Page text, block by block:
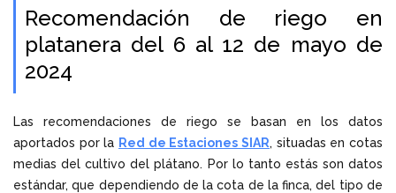
Recomendación de riego en
platanera del 6 al 12 de mayo de
2024
Las recomendaciones de riego se basan en los datos
aportados por la Red de Estaciones SIAR, situadas en cotas
medias del cultivo del plátano. Por lo tanto estás son datos
estándar, que dependiendo de la cota de la finca, del tipo de